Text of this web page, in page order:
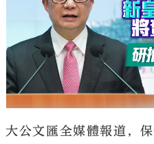
大公文匯全媒體報道，